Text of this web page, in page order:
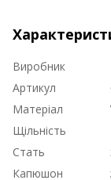
Виробник
Артикул
Матеріал
Щільність
Стать
Капюшон